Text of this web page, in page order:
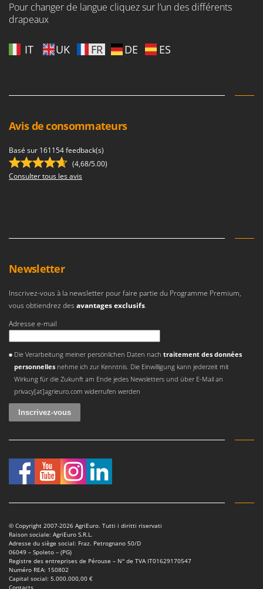
Pour changer de langue cliquez sur l’un des différents
drapeaux
IT UK FR DE ES
Avis de consommateurs
Basé sur 161154 feedback(s)
(4,68/5.00)
Consulter tous les avis
Newsletter
Inscrivez-vous à la newsletter pour faire partie du Programme Premium,
vous obtiendrez des avantages exclusifs.
Adresse e-mail
Die Verarbeitung meiner persönlichen Daten nach traitement des données
personnellesnehme ich zur Kenntnis. Die Einwilligung kann jederzeit mit
Wirkung für die Zukunft am Ende jedes Newsletters und über E-Mail an
privacy[at]agrieuro.com widerrufen werden
© Copyright 2007-2026 AgriEuro. Tutti i diritti riservati
Raison sociale: AgriEuro S.R.L.
Adresse du siège social: Fraz. Petrognano 50/D
06049 – Spoleto – (PG)
Registre des entreprises de Pérouse – N° de TVA IT01629170547
Numéro REA: 150802
Capital social: 5.000.000,00 €
Contacts